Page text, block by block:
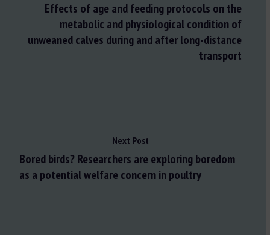
Effects of age and feeding protocols on the
metabolic and physiological condition of
unweaned calves during and after long-distance
transport
Next Post
Bored birds? Researchers are exploring boredom
as a potential welfare concern in poultry